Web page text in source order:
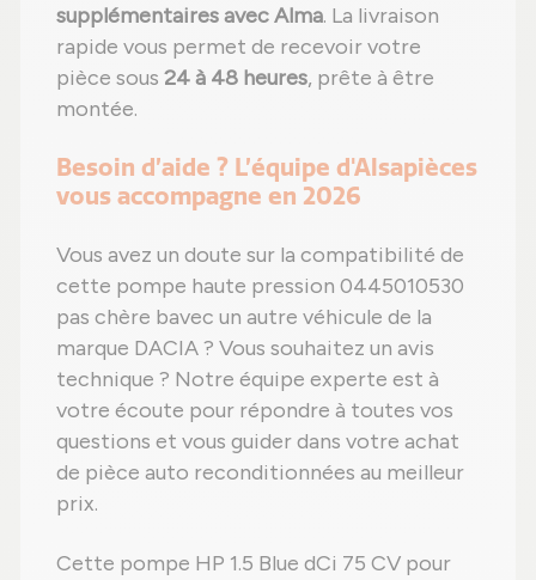
supplémentaires avec Alma. La livraison
rapide vous permet de recevoir votre
pièce sous 24 à 48 heures, prête à être
montée.
Besoin d’aide ? L’équipe d'Alsapièces
vous accompagne en 2026
Vous avez un doute sur la compatibilité de
cette pompe haute pression 0445010530
pas chère bavec un autre véhicule de la
marque DACIA ? Vous souhaitez un avis
technique ? Notre équipe experte est à
votre écoute pour répondre à toutes vos
questions et vous guider dans votre achat
de pièce auto reconditionnées au meilleur
prix.
Cette pompe HP 1.5 Blue dCi 75 CV pour